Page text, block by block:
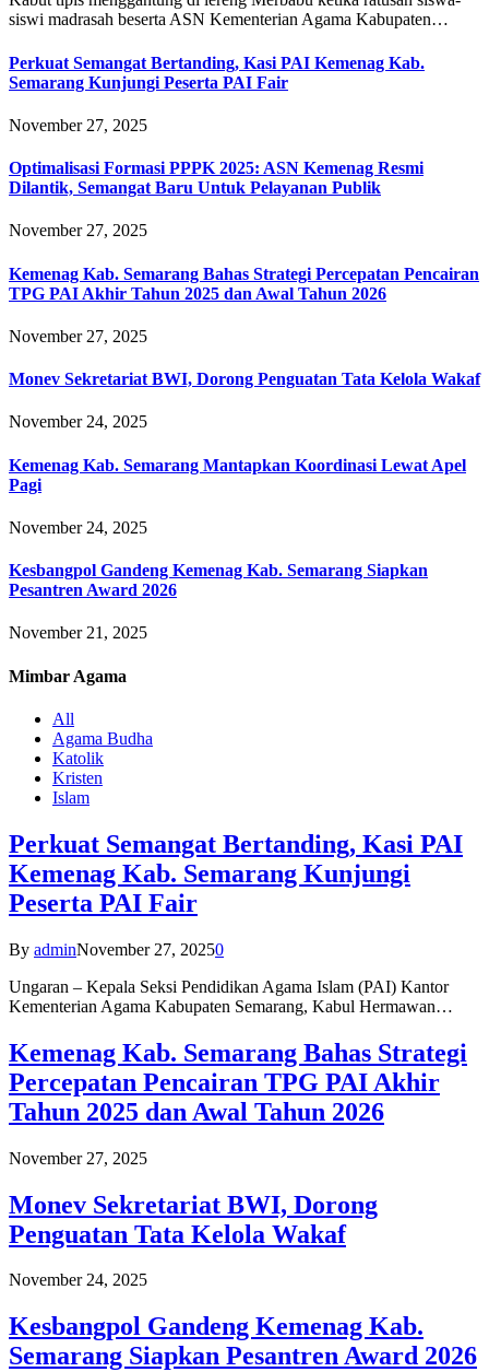
siswi madrasah beserta ASN Kementerian Agama Kabupaten…
Perkuat Semangat Bertanding, Kasi PAI Kemenag Kab.
Semarang Kunjungi Peserta PAI Fair
November 27, 2025
Optimalisasi Formasi PPPK 2025: ASN Kemenag Resmi
Dilantik, Semangat Baru Untuk Pelayanan Publik
November 27, 2025
Kemenag Kab. Semarang Bahas Strategi Percepatan Pencairan
TPG PAI Akhir Tahun 2025 dan Awal Tahun 2026
November 27, 2025
Monev Sekretariat BWI, Dorong Penguatan Tata Kelola Wakaf
November 24, 2025
Kemenag Kab. Semarang Mantapkan Koordinasi Lewat Apel
Pagi
November 24, 2025
Kesbangpol Gandeng Kemenag Kab. Semarang Siapkan
Pesantren Award 2026
November 21, 2025
Mimbar Agama
All
Agama Budha
Katolik
Kristen
Islam
Perkuat Semangat Bertanding, Kasi PAI
Kemenag Kab. Semarang Kunjungi
Peserta PAI Fair
By adminNovember 27, 20250
Ungaran – Kepala Seksi Pendidikan Agama Islam (PAI) Kantor
Kementerian Agama Kabupaten Semarang, Kabul Hermawan…
Kemenag Kab. Semarang Bahas Strategi
Percepatan Pencairan TPG PAI Akhir
Tahun 2025 dan Awal Tahun 2026
November 27, 2025
Monev Sekretariat BWI, Dorong
Penguatan Tata Kelola Wakaf
November 24, 2025
Kesbangpol Gandeng Kemenag Kab.
Semarang Siapkan Pesantren Award 2026